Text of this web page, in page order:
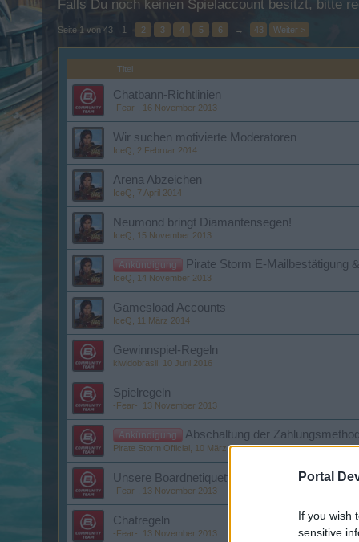
Portal
If you wish
sensitive
Falls Du noch keinen Spielaccount besitzt, bitte
Seite 1 von 43 1 2 3 4 5 6 → 43 Weiter >
Titel
Chatbann-Richtlinien
-Fear- 16 November 2013
Wir suchen motivierte Moderatoren
IceQ 2 Februar 2014
Arena Abzeichen
IceQ 7 April 2014
Neumond bringt Diamantensegen!
IceQ 15 November 2013
Ankündigung Pirate Storm E-Mailbestätigung
IceQ 14 November 2013
Gamesload Accounts
IceQ 11 März 2014
Gewinnspiel-Regeln
kiwidobrasil 10 Juni 2016
Spielregeln
-Fear- 13 November 2013
Ankündigung Abschaltung der
Pirate Storm Official 10 März 2026
Unsere Boardnetiquette
-Fear- 13 November 2013
Chatregeln
-Fear- 13 November 2013